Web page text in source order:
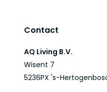
Contact
AQ Living B.V.
Wisent 7
5236PX 's-